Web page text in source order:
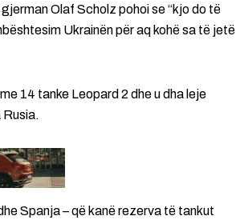
Olaf Scholz pohoi se “kjo do të
Ukrainën për aq kohë sa të jetë
14 tanke Leopard 2 dhe u dha leje
Spanja – që kanë rezerva të tankut